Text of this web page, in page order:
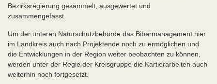
Bezirksregierung gesammelt, ausgewertet und
zusammengefasst.
Um der unteren Naturschutzbehörde das Bibermanagement hier
im Landkreis auch nach Projektende noch zu ermöglichen und
die Entwicklungen in der Region weiter beobachten zu können,
werden unter der Regie der Kreisgruppe die Kartierarbeiten auch
weiterhin noch fortgesetzt.